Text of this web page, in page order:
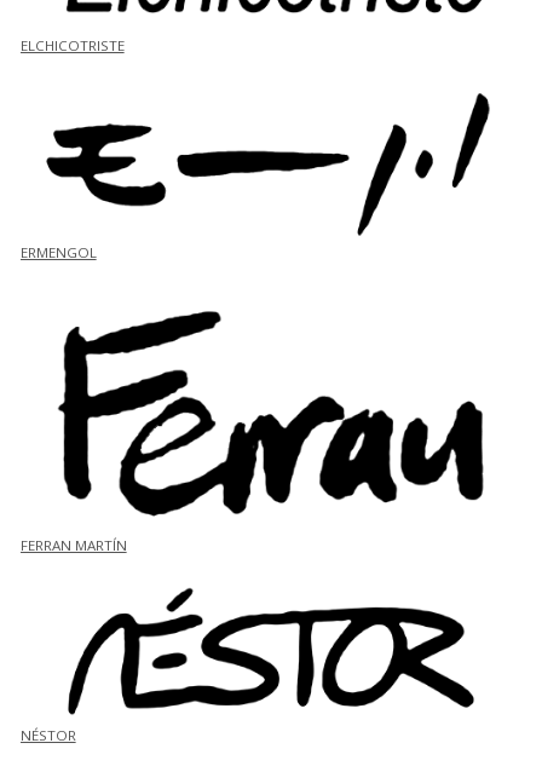
ELCHICOTRISTE
ERMENGOL
FERRAN MARTÍN
NÉSTOR